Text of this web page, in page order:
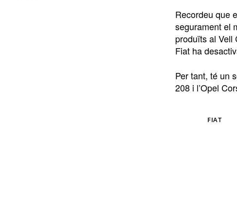
Recordeu que
segurament el
produïts al Vell
Fiat ha
Per tant, té un
208 i l’Opel
FIAT